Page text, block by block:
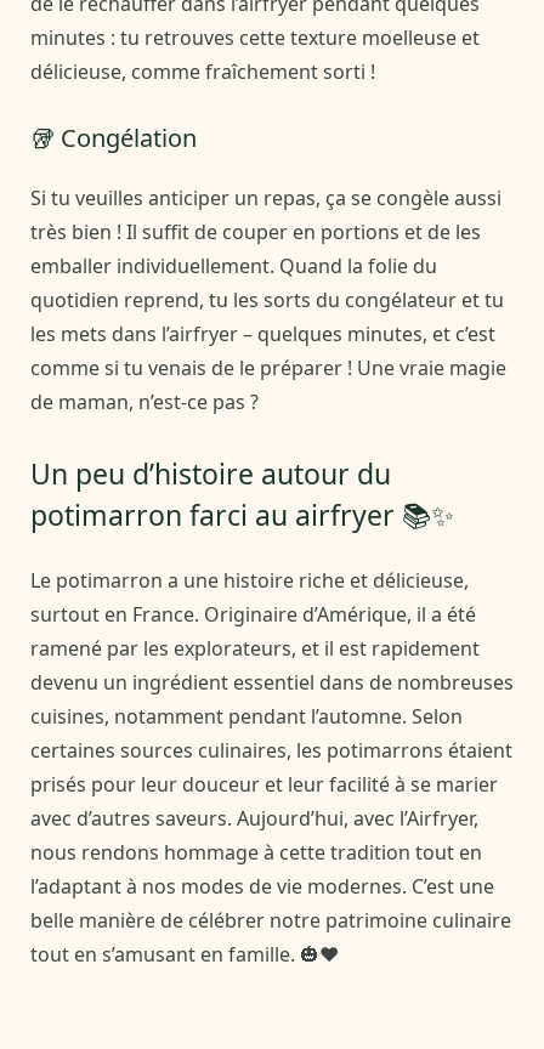
minutes : tu retrouves cette texture moelleuse et
délicieuse, comme fraîchement sorti !
🥡 Congélation
Si tu veuilles anticiper un repas, ça se congèle aussi
très bien ! Il suffit de couper en portions et de les
emballer individuellement. Quand la folie du
quotidien reprend, tu les sorts du congélateur et tu
les mets dans l’airfryer – quelques minutes, et c’est
comme si tu venais de le préparer ! Une vraie magie
de maman, n’est-ce pas ?
Un peu d’histoire autour du
potimarron farci au airfryer 📚✨
Le potimarron a une histoire riche et délicieuse,
surtout en France. Originaire d’Amérique, il a été
ramené par les explorateurs, et il est rapidement
devenu un ingrédient essentiel dans de nombreuses
cuisines, notamment pendant l’automne. Selon
certaines sources culinaires, les potimarrons étaient
prisés pour leur douceur et leur facilité à se marier
avec d’autres saveurs. Aujourd’hui, avec l’Airfryer,
nous rendons hommage à cette tradition tout en
l’adaptant à nos modes de vie modernes. C’est une
belle manière de célébrer notre patrimoine culinaire
tout en s’amusant en famille. 🎃❤️